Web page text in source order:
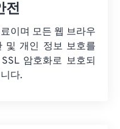
전
이며 모든 웹 브라우
및 개인 정보 보호를
암호화로 보호되
다.